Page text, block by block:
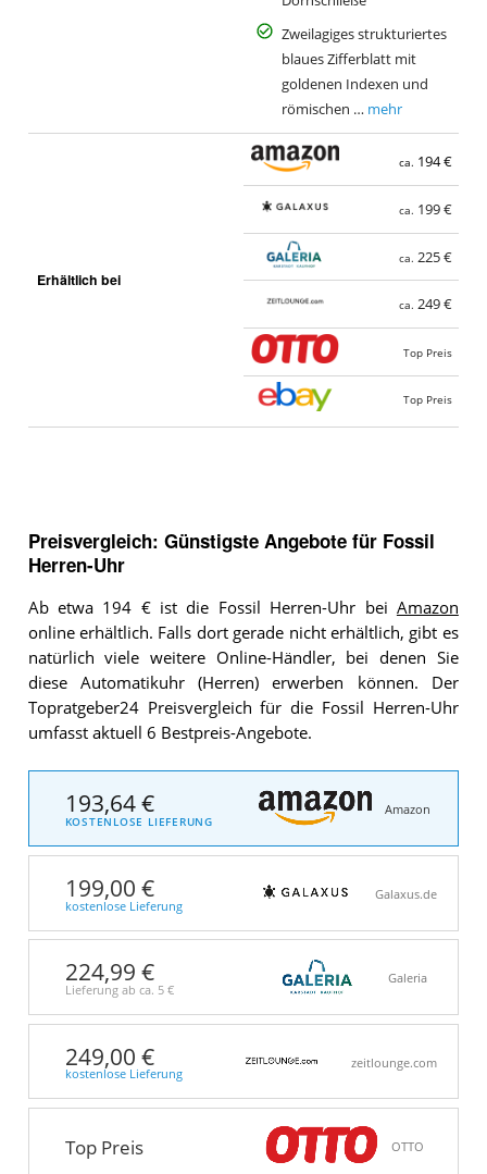
Zweilagiges strukturiertes
blaues Zifferblatt mit
goldenen Indexen und
römischen … mehr
Erhältlich bei
ca. 194 €
ca. 199 €
ca. 225 €
ca. 249 €
Top Preis
Top Preis
Preisvergleich: Günstigste Angebote für Fossil
Herren-Uhr
Ab etwa 194 € ist die Fossil Herren-Uhr bei Amazon
online erhältlich. Falls dort gerade nicht erhältlich, gibt es
natürlich viele weitere Online-Händler, bei denen Sie
diese Automatikuhr (Herren) erwerben können. Der
Topratgeber24 Preisvergleich für die Fossil Herren-Uhr
umfasst aktuell 6 Bestpreis-Angebote.
193,64 €
KOSTENLOSE LIEFERUNG
Amazon
199,00 €
kostenlose Lieferung
Galaxus.de
224,99 €
Lieferung ab ca. 5 €
Galeria
249,00 €
kostenlose Lieferung
zeitlounge.com
Top Preis OTTO